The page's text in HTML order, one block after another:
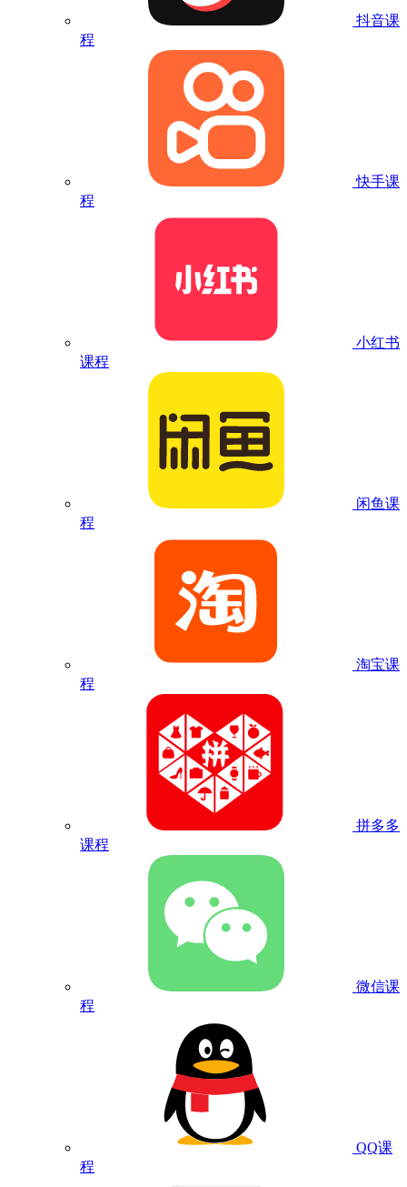
抖音课
程
快手课
程
小红书
课程
闲鱼课
程
淘宝课
程
拼多多
课程
微信课
程
QQ课
程